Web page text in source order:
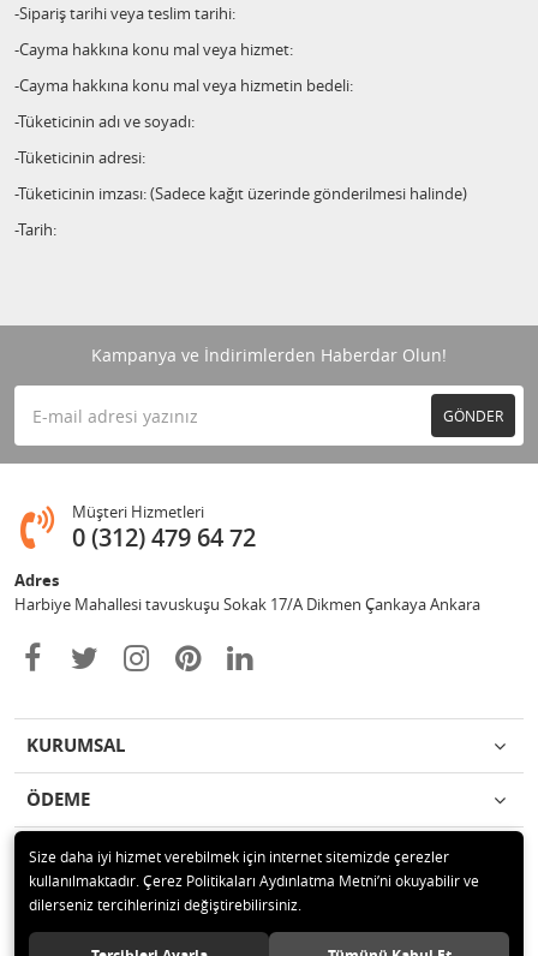
-Sipariş tarihi veya teslim tarihi:
-Cayma hakkına konu mal veya hizmet:
-Cayma hakkına konu mal veya hizmetin bedeli:
-Tüketicinin adı ve soyadı:
-Tüketicinin adresi:
-Tüketicinin imzası: (Sadece kağıt üzerinde gönderilmesi halinde)
-Tarih:
Kampanya ve İndirimlerden Haberdar Olun!
GÖNDER
Müşteri Hizmetleri
0 (312) 479 64 72
Adres
Harbiye Mahallesi tavuskuşu Sokak 17/A Dikmen Çankaya Ankara
KURUMSAL
ÖDEME
İLETİŞİM
© 2020 2Y BİLİŞİM İÇ VE DIŞ TİCARET LTD. ŞTİ. Tüm hakları saklıdır.
Size daha iyi hizmet verebilmek için internet sitemizde çerezler
kullanılmaktadır. Çerez Politikaları Aydınlatma Metni’ni okuyabilir ve
dilerseniz tercihlerinizi değiştirebilirsiniz.